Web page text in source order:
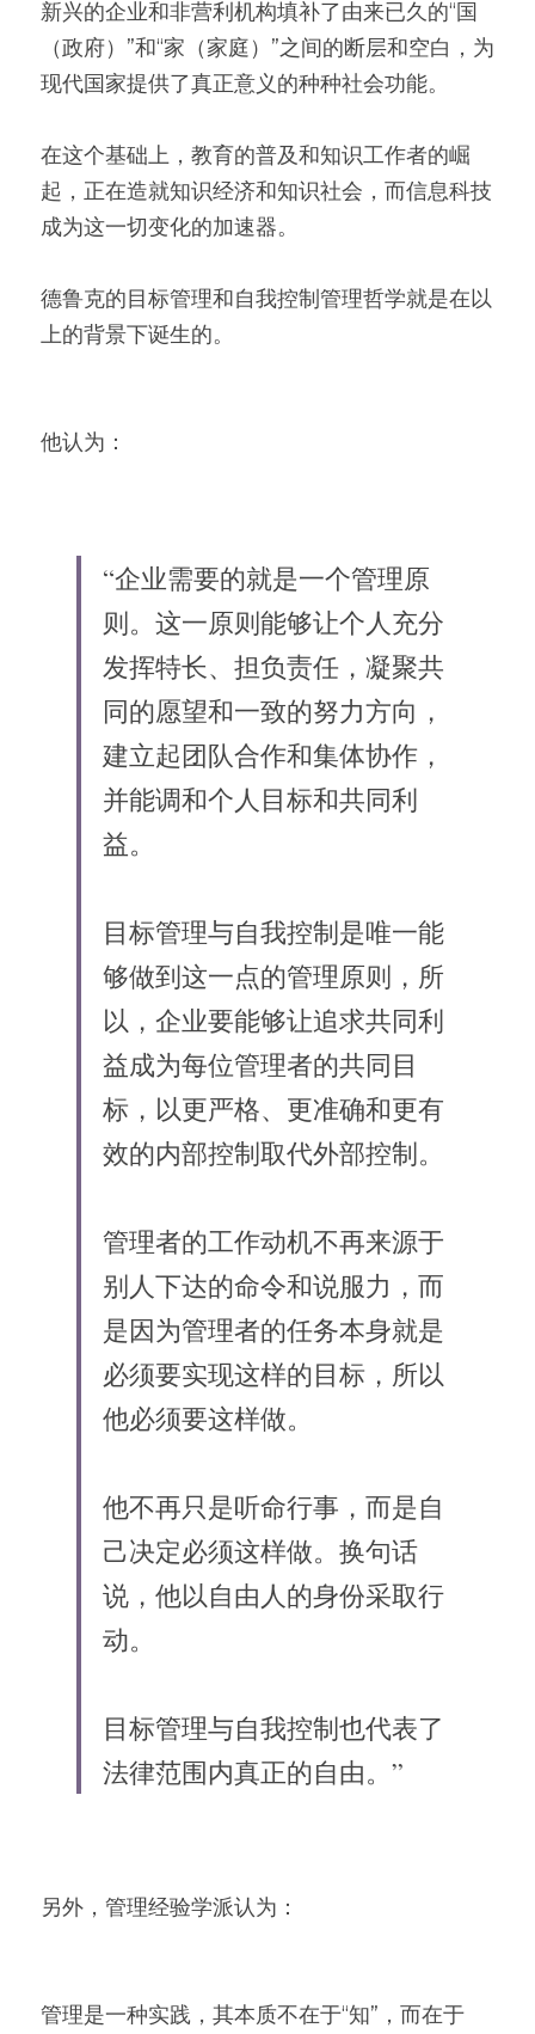
新兴的企业和非营利机构填补了由来已久的“国
（政府）”和“家（家庭）”之间的断层和空白，为
现代国家提供了真正意义的种种社会功能。
在这个基础上，教育的普及和知识工作者的崛
起，正在造就知识经济和知识社会，而信息科技
成为这一切变化的加速器。
德鲁克的目标管理和自我控制管理哲学就是在以
上的背景下诞生的。
他认为：
“企业需要的就是一个管理原
则。这一原则能够让个人充分
发挥特长、担负责任，凝聚共
同的愿望和一致的努力方向，
建立起团队合作和集体协作，
并能调和个人目标和共同利
益。
目标管理与自我控制是唯一能
够做到这一点的管理原则，所
以，企业要能够让追求共同利
益成为每位管理者的共同目
标，以更严格、更准确和更有
效的内部控制取代外部控制。
管理者的工作动机不再来源于
别人下达的命令和说服力，而
是因为管理者的任务本身就是
必须要实现这样的目标，所以
他必须要这样做。
他不再只是听命行事，而是自
己决定必须这样做。换句话
说，他以自由人的身份采取行
动。
目标管理与自我控制也代表了
法律范围内真正的自由。”
另外，管理经验学派认为：
管理是一种实践，其本质不在于“知”，而在于